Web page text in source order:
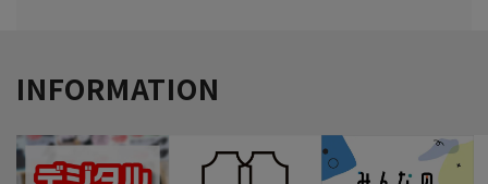
INFORMATION